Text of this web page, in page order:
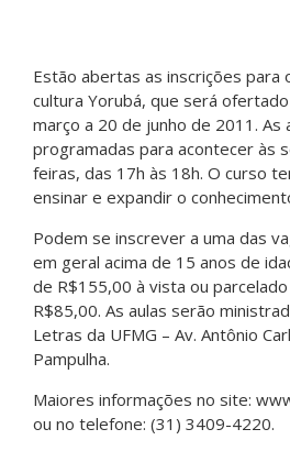
Estão abertas as inscrições para
cultura Yorubá, que será
março a 20 de junho de 2011. As
programadas para acontecer às
feiras, das 17h às 18h. O curso
ensinar e expandir o
Podem se inscrever a uma das
em geral acima de 15 anos de
de R$155,00 à vista ou
R$85,00. As aulas serão
Letras da UFMG – Av. Antônio
Pampulha.
Maiores informações no site:
ou no telefone: (31) 3409-4220.